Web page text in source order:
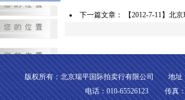
下一篇文章： 【2012-7-11】北
版权所有：北京瑞平国际拍卖行有限公司 地址
电话：010-65526123 传真